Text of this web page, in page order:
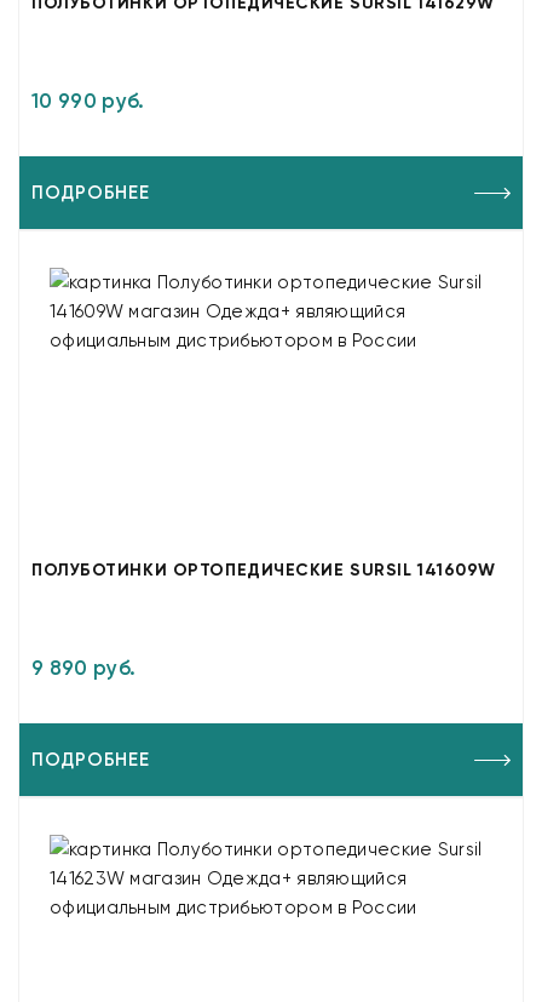
10 990 руб.
ПОДРОБНЕЕ
ПОЛУБОТИНКИ ОРТОПЕДИЧЕСКИЕ SURSIL 141609W
9 890 руб.
ПОДРОБНЕЕ